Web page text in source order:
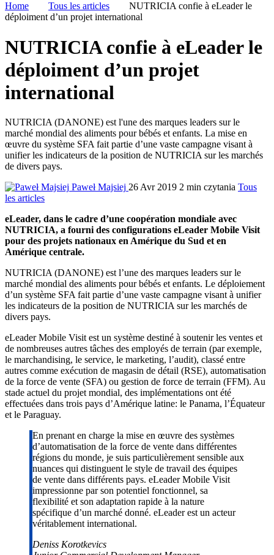
Home Tous les articles
NUTRICIA confie à eLeader le
déploiment d’un projet international
NUTRICIA confie à eLeader le
déploiment d’un projet
international
NUTRICIA (DANONE) est l'une des marques leaders sur le
marché mondial des aliments pour bébés et enfants. La mise en
œuvre du système SFA fait partie d’une vaste campagne visant à
unifier les indicateurs de la position de NUTRICIA sur les marchés
de divers pays.
Paweł Majsiej 26 Avr 2019 2 min czytania Tous
les articles
eLeader, dans le cadre d’une coopération mondiale avec
NUTRICIA, a fourni des configurations eLeader Mobile Visit
pour des projets nationaux en Amérique du Sud et en
Amérique centrale.
NUTRICIA (DANONE) est l’une des marques leaders sur le
marché mondial des aliments pour bébés et enfants. Le déploiement
d’un système SFA fait partie d’une vaste campagne visant à unifier
les indicateurs de la position de NUTRICIA sur les marchés de
divers pays.
eLeader Mobile Visit est un système destiné à soutenir les ventes et
de nombreuses autres tâches des employés de terrain (par exemple,
le marchandising, le service, le marketing, l’audit), classé entre
autres comme exécution de magasin de détail (RSE), automatisation
de la force de vente (SFA) ou gestion de force de terrain (FFM). Au
stade actuel du projet mondial, des implémentations ont été
effectuées dans trois pays d’Amérique latine: le Panama, l’Équateur
et le Paraguay.
En prenant en charge la mise en œuvre des systèmes
d’automatisation de la force de vente dans différentes
régions du monde, je suis particulièrement sensible aux
nuances qui distinguent le style de travail des équipes
de vente dans différents pays. eLeader Mobile Visit
impressionne par son potentiel fonctionnel, sa
flexibilité et son adaptation rapide à la nature
spécifique d’un marché donné. eLeader est un acteur
véritablement international.
Deniss Korotkevics